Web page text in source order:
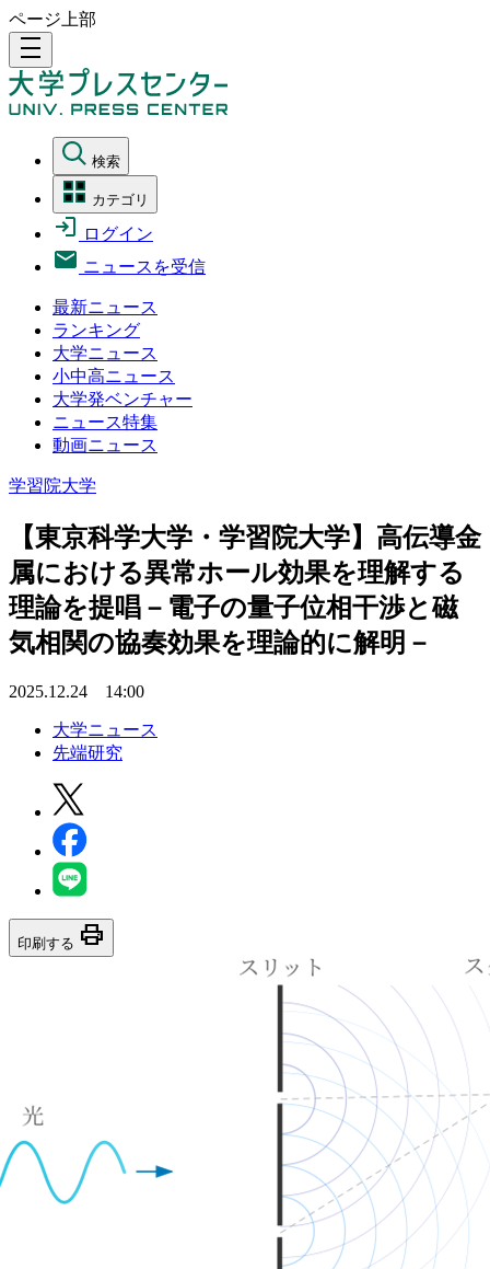
ページ上部
density_medium
検索
カテゴリ
ログイン
ニュースを受信
最新ニュース
ランキング
大学ニュース
小中高ニュース
大学発ベンチャー
ニュース特集
動画ニュース
学習院大学
【東京科学大学・学習院大学】高伝導金
属における異常ホール効果を理解する
理論を提唱－電子の量子位相干渉と磁
気相関の協奏効果を理論的に解明－
2025.12.24 14:00
大学ニュース
先端研究
印刷する print